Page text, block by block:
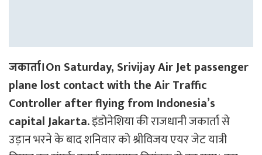
जकार्ता।On Saturday, Srivijay Air Jet passenger
plane lost contact with the Air Traffic
Controller after flying from Indonesia’s
capital Jakarta.इंडोनेशिया की राजधानी जकार्ता से
उड़ान भरने के बाद शनिवार को श्रीविजय एयर जेट यात्री